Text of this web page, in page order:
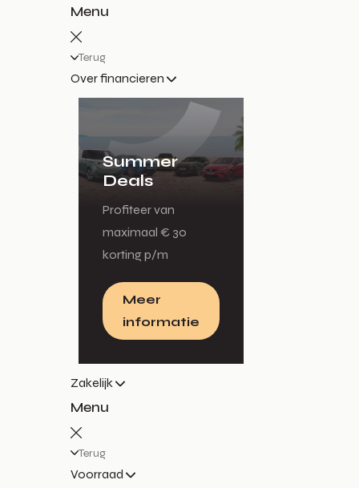
Menu
Terug
Over financieren
Summer
Deals
Profiteer van
maximaal € 30
korting p/m
Meer
informatie
Zakelijk
Menu
Terug
Voorraad